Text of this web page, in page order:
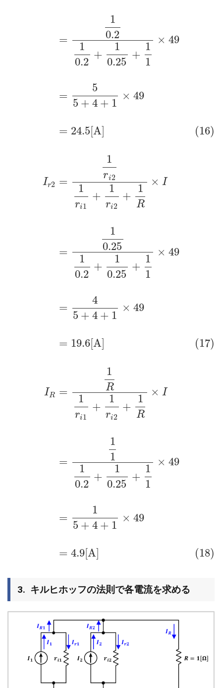
Ir2
IR
=
=
=
=
=
=
=
=
=
=
=
1
0.2
1
0.2
+
1
0.25
+
1
1
× 49
5
5 + 4 + 1
× 49
24.5 [A
1
ri2
1
ri1
+
1
ri2
+
1
R
× I
1
0.25
1
0.2
+
1
0.25
+
1
1
× 49
4
5 + 4 + 1
× 49
19.6[A]
1
R
1
ri1
+
1
ri2
+
1
R
× I
1
1
1
0.2
+
1
0.25
+
1
1
× 49
1
5 + 4 + 1
× 49
4.9 [A
(16)
(17)
(18)
キルヒホッフの法則で各電流を求める